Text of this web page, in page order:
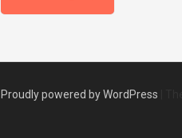
Proudly powered by WordPress